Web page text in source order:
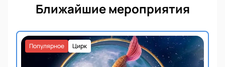
Ближайшие мероприятия
Цирк
Популярное